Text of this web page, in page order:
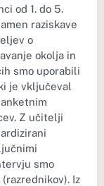
od 1. do 5.
raziskave
o
okolja in
smo uporabili
je vključeval
Z učitelji
smo
Iz